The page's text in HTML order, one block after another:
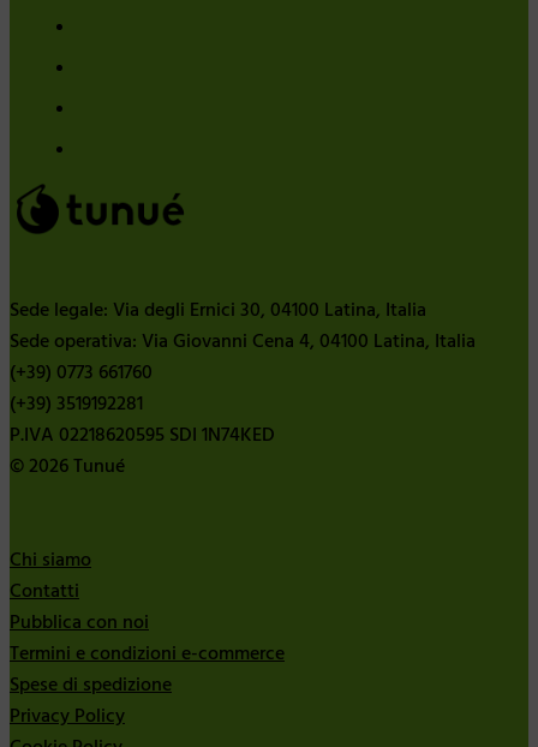
Sede legale: Via degli Ernici 30, 04100 Latina, Italia
Sede operativa: Via Giovanni Cena 4, 04100 Latina, Italia
(+39) 0773 661760
(+39) 3519192281
P.IVA 02218620595 SDI 1N74KED
© 2026 Tunué
Chi siamo
Contatti
Pubblica con noi
Termini e condizioni e-commerce
Spese di spedizione
Privacy Policy